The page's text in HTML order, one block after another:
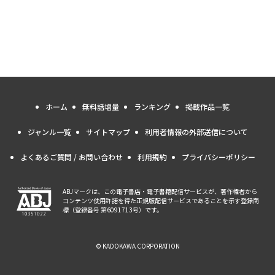
ホーム 無料話増量 ランキング 掲載作品一覧
ジャンル一覧 サイトマップ 利用者情報の外部送信について
よくあるご質問 / お問い合わせ 利用規約 プライバシーポリシー
ABJマークは、この電子書店・電子書籍配信サービスが、著作権者から
コンテンツ使用許諾を得た正規版配信サービスであることを示す登録商
標（登録番号 第6091713号）です。
© KADOKAWA CORPORATION